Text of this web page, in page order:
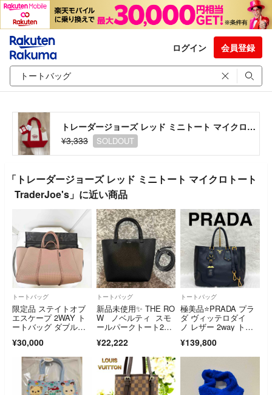
ログイン 会員登録
トレーダージョーズ レッド ミニトート マイクロトート TraderJoe's
¥3,333
SOLDOUT
「トレーダージョーズ レッド ミニトート マイクロトート
TraderJoe's」に近い商品
トートバッグ
限定品 ステイトオブ
エスケープ 2WAY ト
ートバッグ ダブルハ
¥30,000
トートバッグ
新品未使用✨ THE RO
W ノベルティ スモ
ールパークトート2WA
¥22,222
トートバッグ
極美品⭐️PRADA プラ
ダ ヴィッテロダイ
ノ レザー 2way トー
バッグ ハンドバッ
グ ブラック 黒
¥139,800